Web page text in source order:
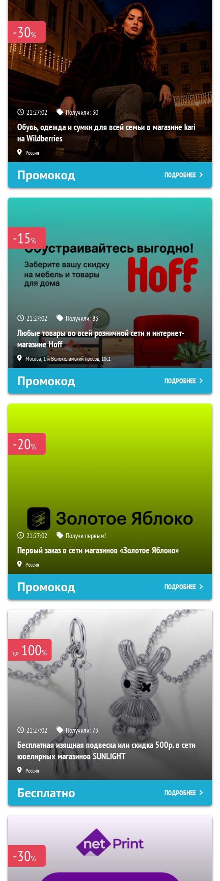
-30%
21:27:01 Получили: 30
Обувь, одежда и сумки для всей семьи в магазине kari
на Wildberries
Россия
Промокод ПОДРОБНЕЕ
-15%
21:27:01 Получили:83
Любые товары во всей розничной сети и интернет-
магазине Hoff
Москва, 1-й Волоколамский проезд, 10с1
Промокод ПОДРОБНЕЕ
-20%
21:27:01 Получи первым!
Первый заказ в сети магазинов «Золотое Яблоко»
Россия
Промокод ПОДРОБНЕЕ
до 100%
21:27:01 Получили:73
Бесплатная изящная подвеска или скидка 500р. в сети
ювелирных магазинов SUNLIGHT
Россия
Бесплатно ПОДРОБНЕЕ
-30%